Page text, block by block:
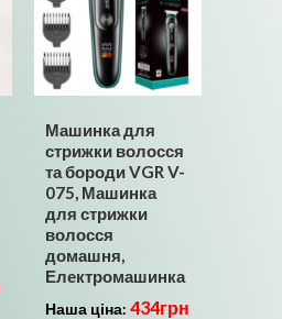
Машинка для
стрижки волосся
та бороди VGR V-
075, Машинка
для стрижки
волосся
домашня,
Електромашинка
Наша ціна:434грн